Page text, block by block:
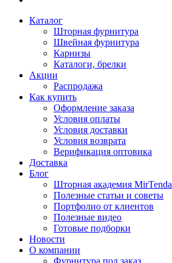
Каталог
Шторная фурнитура
Швейная фурнитура
Карнизы
Каталоги, брелки
Акции
Распродажа
Как купить
Оформление заказа
Условия оплаты
Условия доставки
Условия возврата
Верификация оптовика
Доставка
Блог
Шторная академия MirTenda
Полезные статьи и советы
Портфолио от клиентов
Полезные видео
Готовые подборки
Новости
О компании
Фурнитура под заказ